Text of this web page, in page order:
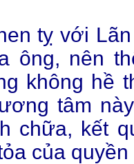
tỵ với
ông, nên
không hề
tâm
chữa, kết
của